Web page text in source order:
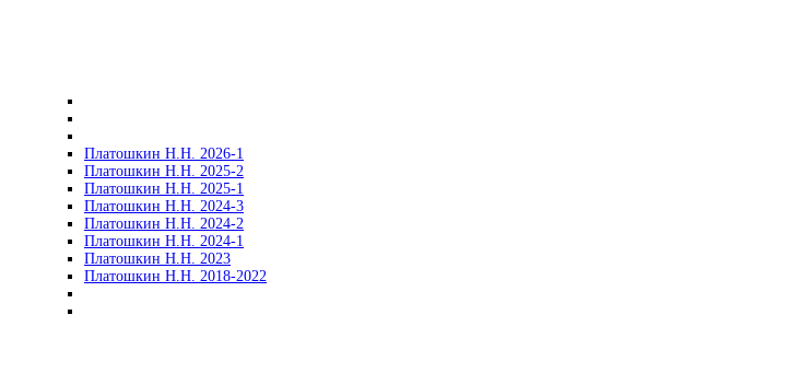
Платошкин Н.Н. 2026-1
Платошкин Н.Н. 2025-2
Платошкин Н.Н. 2025-1
Платошкин Н.Н. 2024-3
Платошкин Н.Н. 2024-2
Платошкин Н.Н. 2024-1
Платошкин Н.Н. 2023
Платошкин Н.Н. 2018-2022